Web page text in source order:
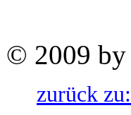
© 2009 by
zurück